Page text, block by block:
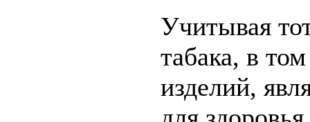
Учитывая
табака, в
изделий,